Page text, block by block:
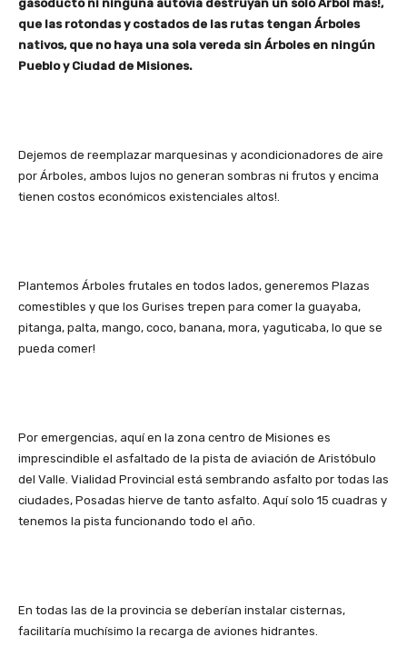
gasoducto ni ninguna autovía destruyan un solo Árbol más!,
que las rotondas y costados de las rutas tengan Árboles
nativos, que no haya una sola vereda sin Árboles en ningún
Pueblo y Ciudad de Misiones.
Dejemos de reemplazar marquesinas y acondicionadores de aire
por Árboles, ambos lujos no generan sombras ni frutos y encima
tienen costos económicos existenciales altos!.
Plantemos Árboles frutales en todos lados, generemos Plazas
comestibles y que los Gurises trepen para comer la guayaba,
pitanga, palta, mango, coco, banana, mora, yaguticaba, lo que se
pueda comer!
Por emergencias, aquí en la zona centro de Misiones es
imprescindible el asfaltado de la pista de aviación de Aristóbulo
del Valle. Vialidad Provincial está sembrando asfalto por todas las
ciudades, Posadas hierve de tanto asfalto. Aquí solo 15 cuadras y
tenemos la pista funcionando todo el año.
En todas las de la provincia se deberían instalar cisternas,
facilitaría muchísimo la recarga de aviones hidrantes.